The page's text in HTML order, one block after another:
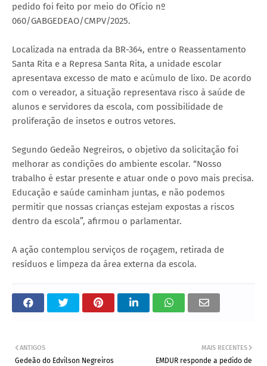
pedido foi feito por meio do Ofício nº
060/GABGEDEAO/CMPV/2025.
Localizada na entrada da BR-364, entre o Reassentamento
Santa Rita e a Represa Santa Rita, a unidade escolar
apresentava excesso de mato e acúmulo de lixo. De acordo
com o vereador, a situação representava risco à saúde de
alunos e servidores da escola, com possibilidade de
proliferação de insetos e outros vetores.
Segundo Gedeão Negreiros, o objetivo da solicitação foi
melhorar as condições do ambiente escolar. “Nosso
trabalho é estar presente e atuar onde o povo mais precisa.
Educação e saúde caminham juntas, e não podemos
permitir que nossas crianças estejam expostas a riscos
dentro da escola”, afirmou o parlamentar.
A ação contemplou serviços de roçagem, retirada de
resíduos e limpeza da área externa da escola.
MAIS RECENTES
EMDUR responde a pedido de
ANTIGOS
Gedeão do Edvilson Negreiros